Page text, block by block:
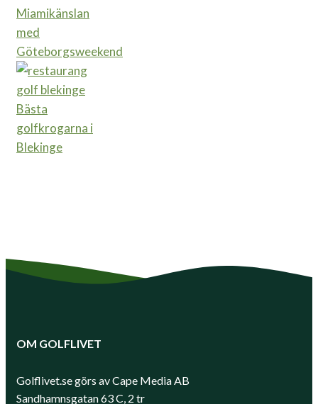
Miamikänslan
med
Göteborgsweekend
Bästa
golfkrogarna i
Blekinge
OM GOLFLIVET
Golflivet.se görs av Cape Media AB
Sandhamnsgatan 63 C, 2 tr